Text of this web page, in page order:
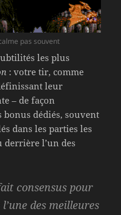
pas souvent
les plus
: votre tir, comme
leur
– de façon
dédiés, souvent
dans les parties les
derrière l’un des
consensus pour
des meilleures